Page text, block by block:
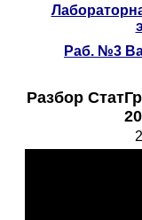
Раб. №3
Разбор